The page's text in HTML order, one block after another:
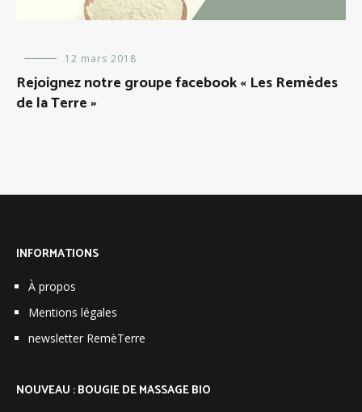
Evénements12 mars 2018
Rejoignez notre groupe facebook « Les Remèdes
de la Terre »
INFORMATIONS
À propos
Mentions légales
newsletter RemèTerre
NOUVEAU : BOUGIE DE MASSAGE BIO